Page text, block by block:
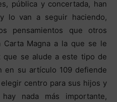
pública y concertada, han
lo van a seguir haciendo,
pensamientos que otros
Carta Magna a la que se le
que se alude a este tipo de
en su artículo 109 defiende
centro para sus hijos y
nada más importante,